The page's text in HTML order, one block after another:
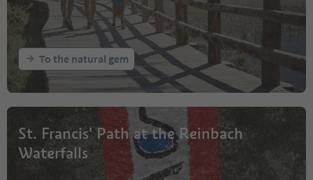
To the natural gem
St. Francis' Path at the Reinbach
Waterfalls